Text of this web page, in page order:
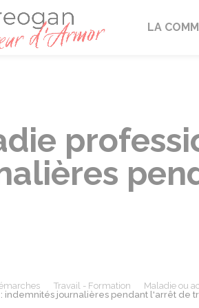
Tréogan
LA
Travail - Formation Maladie ou
indemnités journalières pendant l'arrêt de